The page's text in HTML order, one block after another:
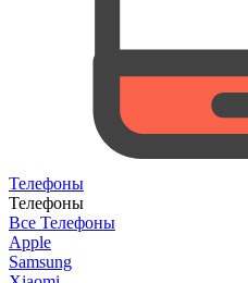
Телефоны
Телефоны
Все Телефоны
Apple
Samsung